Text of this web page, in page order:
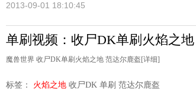
2013-09-01 18:10:45
单刷视频：收尸DK单刷火焰之
魔兽世界 收尸DK单刷火焰之地 范达尔鹿盔 [详细]
标签： 火焰之地 收尸DK 单刷 范达尔鹿盔